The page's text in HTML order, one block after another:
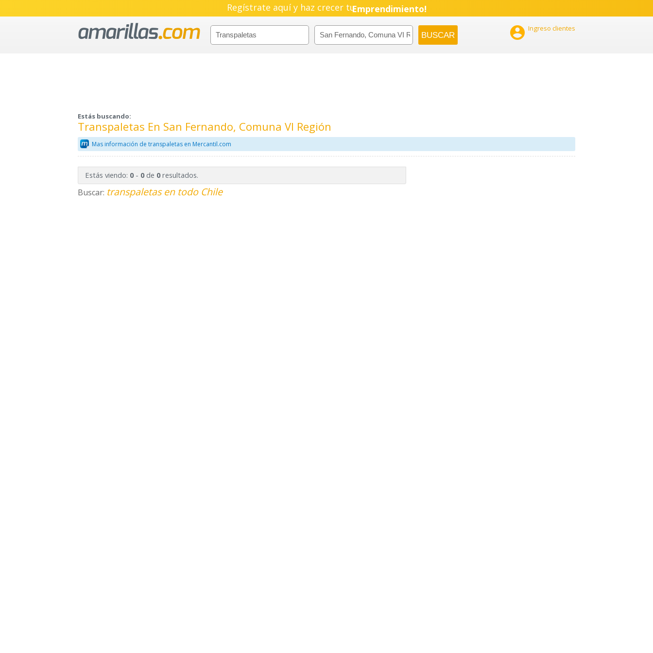
Regístrate aquí y haz crecer tuEmprendimiento!
 Ingreso clientes
Estás buscando:
Transpaletas En San Fernando, Comuna VI Región
Mas información de transpaletas en Mercantil.com
Estás viendo: 0- 0de 0resultados.
Buscar: transpaletas en todo Chile